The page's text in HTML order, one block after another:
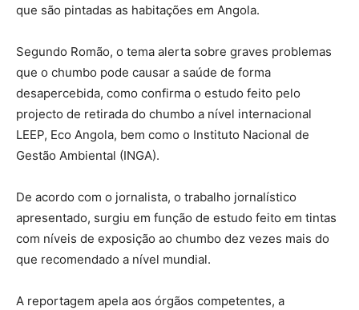
que são pintadas as habitações em Angola.
Segundo Romão, o tema alerta sobre graves problemas
que o chumbo pode causar a saúde de forma
desapercebida, como confirma o estudo feito pelo
projecto de retirada do chumbo a nível internacional
LEEP, Eco Angola, bem como o Instituto Nacional de
Gestão Ambiental (INGA).
De acordo com o jornalista, o trabalho jornalístico
apresentado, surgiu em função de estudo feito em tintas
com níveis de exposição ao chumbo dez vezes mais do
que recomendado a nível mundial.
A reportagem apela aos órgãos competentes, a